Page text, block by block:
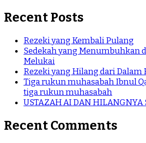
Recent Posts
Rezeki yang Kembali Pulang
Sedekah yang Menumbuhkan
Melukai
Rezeki yang Hilang dari Dalam
Tiga rukun muhasabah Ibnul
tiga rukun muhasabah
USTAZAH AI DAN HILANGNYA
Recent Comments